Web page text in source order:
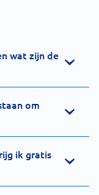
wat zijn de
om
ik gratis